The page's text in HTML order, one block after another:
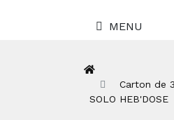
MENU
Carton de
SOLO HEB'DOSE